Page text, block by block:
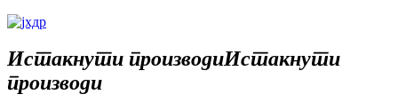
Истакнути производиИстакнути
производи